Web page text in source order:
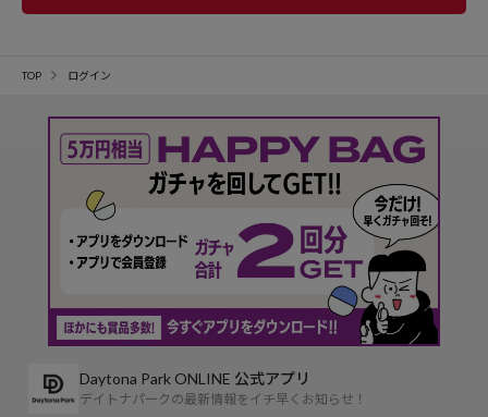
TOP ログイン
Daytona Park ONLINE 公式アプリ
デイトナパークの最新情報をイチ早くお知らせ！